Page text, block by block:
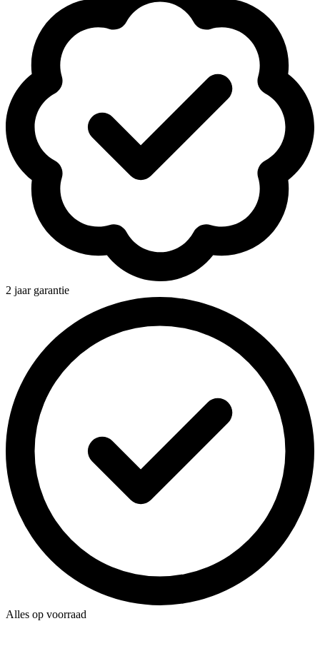
2 jaar garantie
Alles op voorraad